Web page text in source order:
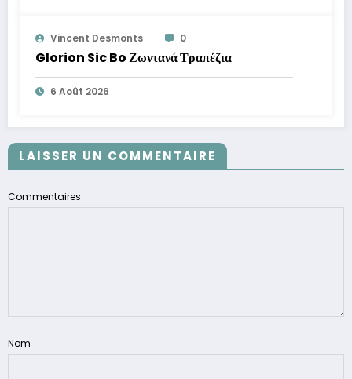
Vincent Desmonts 0
Glorion Sic Bo Ζωντανά Τραπέζια
6 Août 2026
LAISSER UN COMMENTAIRE
Commentaires
Nom